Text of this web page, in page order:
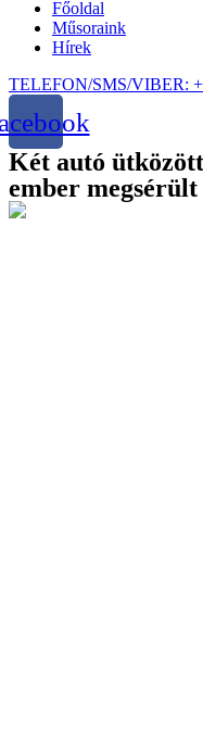
Főoldal
Műsoraink
Hírek
TELEFON/SMS/VIBER:
Két autó
ember